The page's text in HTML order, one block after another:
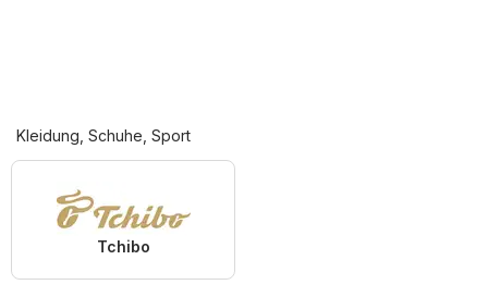
Kleidung, Schuhe, Sport
Tchibo